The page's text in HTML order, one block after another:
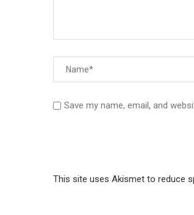
Save my name, email, and
This site uses Akismet to reduce